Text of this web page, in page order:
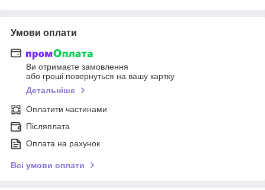
Умови оплати
Ви отримаєте замовлення
або гроші повернуться на вашу картку
Детальніше
Оплатити частинами
Післяплата
Оплата на рахунок
Всі умови оплати